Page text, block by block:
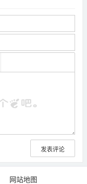
发表评论
网站地图